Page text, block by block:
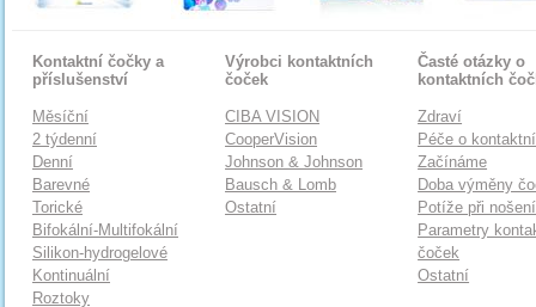
Kontaktní čočky a
příslušenství
Měsíční
2 týdenní
Denní
Barevné
Torické
Bifokální-Multifokální
Silikon-hydrogelové
Kontinuální
Roztoky
Výrobci kontaktních
čoček
CIBA VISION
CooperVision
Johnson & Johnson
Bausch & Lomb
Ostatní
Časté otázky o
kontaktních
Zdraví
Péče o
Začínáme
Doba výměny
Potíže při
Parametry
čoček
Ostatní